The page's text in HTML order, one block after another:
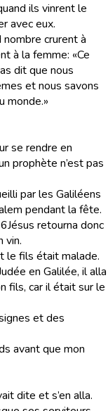
ils vinrent le
avec eux.
crurent à
à la femme: «Ce
dit que nous
et nous savons
monde.»
se rendre en
prophète n’est pas
par les Galiléens
pendant la fête.
Jésus retourna donc
vin.
le fils était malade.
en Galilée, il alla
fils, car il était sur le
et des
avant que mon
dite et s’en alla.